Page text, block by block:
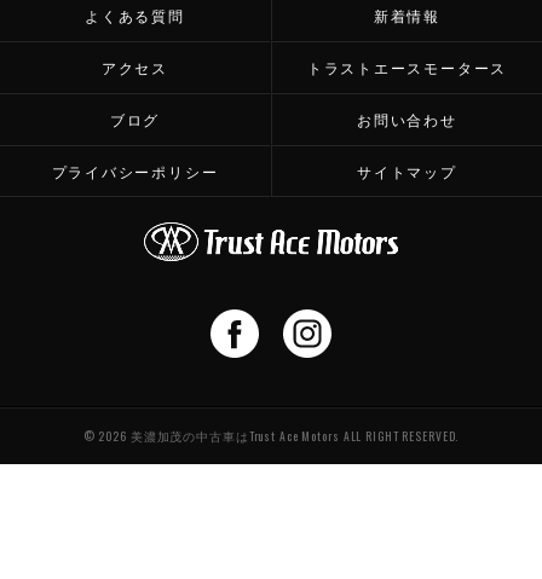
よくある質問 新着情報
アクセス トラストエースモータース
ブログ お問い合わせ
プライバシーポリシー サイトマップ
© 2026 美濃加茂の中古車はTrust Ace Motors ALL RIGHT RESERVED.